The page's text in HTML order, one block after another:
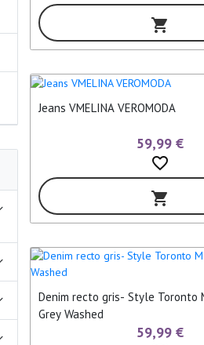
shopping_cart
Jeans VMELINA VEROMODA
59,99 €
favorite_border
shopping_cart
Denim recto gris- Style Toronto
Grey Washed
59,99 €